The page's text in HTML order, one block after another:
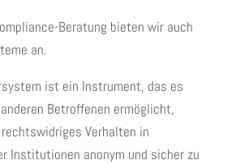
Beratung bieten wir auch
an.
ist ein Instrument, das es
Betroffenen ermöglicht,
Verhalten in
Institutionen anonym und sicher zu